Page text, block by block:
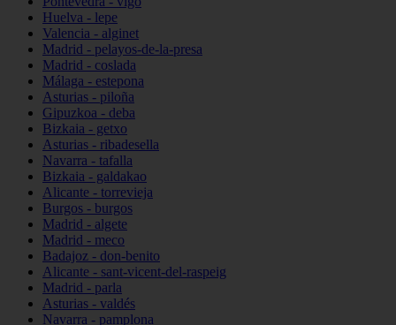
Huelva - lepe
Valencia - alginet
Madrid - pelayos-de-la-presa
Madrid - coslada
Málaga - estepona
Asturias - piloña
Gipuzkoa - deba
Bizkaia - getxo
Asturias - ribadesella
Navarra - tafalla
Bizkaia - galdakao
Alicante - torrevieja
Burgos - burgos
Madrid - algete
Madrid - meco
Badajoz - don-benito
Alicante - sant-vicent-del-raspeig
Madrid - parla
Asturias - valdés
Navarra - pamplona